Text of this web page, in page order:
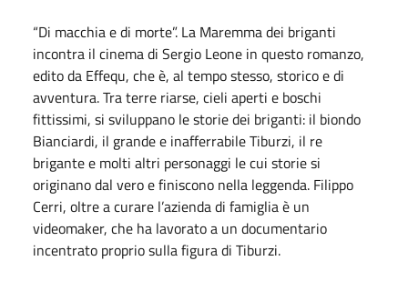
“Di macchia e di morte”. La Maremma dei briganti
incontra il cinema di Sergio Leone in questo romanzo,
edito da Effequ, che è, al tempo stesso, storico e di
avventura. Tra terre riarse, cieli aperti e boschi
fittissimi, si sviluppano le storie dei briganti: il biondo
Bianciardi, il grande e inafferrabile Tiburzi, il re
brigante e molti altri personaggi le cui storie si
originano dal vero e finiscono nella leggenda. Filippo
Cerri, oltre a curare l’azienda di famiglia è un
videomaker, che ha lavorato a un documentario
incentrato proprio sulla figura di Tiburzi.